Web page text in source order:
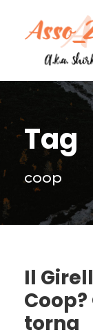
Tag
coop
Il
torna